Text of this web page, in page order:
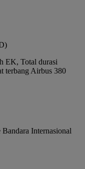
EK, Total durasi
terbang Airbus 380
Internasional